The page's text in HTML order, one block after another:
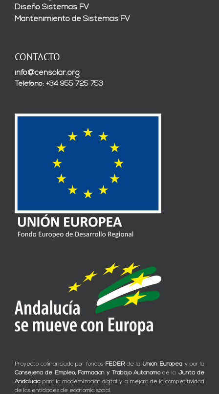
Diseño Sistemas FV
Mantenimiento de Sistemas FV
CONTACTO
info@censolar.org
Teléfono: +34 955 725 753
Proyecto cofinanciado por fondos FEDERde la Unión Europea y por la
Consejería de Empleo, Formación y Trabajo Autónomode la Junta de
Andalucía para la modernización digital y la mejora de la competitividad
de las entidades de economía social.